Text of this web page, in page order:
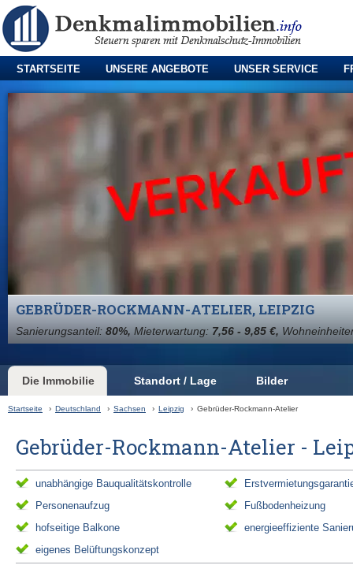
STARTSEITE UNSERE ANGEBOTE UNSER SERVICE
GEBRÜDER-ROCKMANN-ATELIER, LEIPZIG
Sanierungsanteil: 80%, Mieterwartung: 7,56 - 9,85 €,
Die Immobilie Standort / Lage Bilder
Startseite › Deutschland › Sachsen › Leipzig › Gebrüder-Rockmann-Atelier
Gebrüder-Rockmann-Atelier -
unabhängige Bauqualitätskontrolle
Personenaufzug
Fußbodenheizung
hofseitige Balkone
energieeffiziente
eigenes Belüftungskonzept